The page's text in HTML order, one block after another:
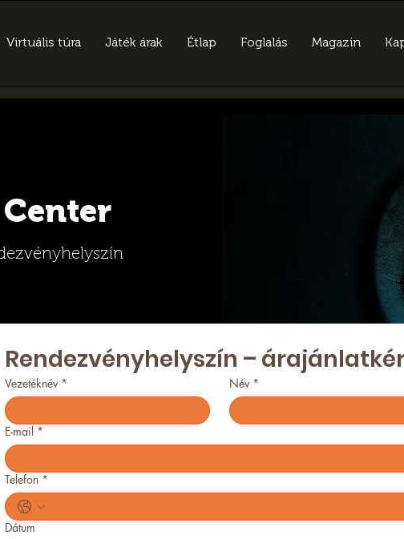
Virtuális túra Játék árak Étlap Foglalás Magazin
Rendezvényhelyszín –
Vezetéknév * Név *
E-mail *
Telefon *
Dátum